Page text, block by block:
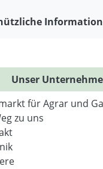
Unser
für Agrar und
zu uns